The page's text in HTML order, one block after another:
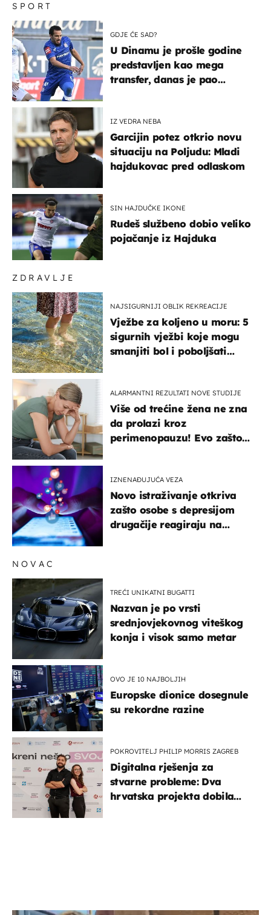
ZDRAVLJE
NAJSIGURNIJI OBLIK REKREACIJE
Vježbe za koljeno u moru: 5
sigurnih vježbi koje mogu
smanjiti bol i poboljšati
ALARMANTNI REZULTATI NOVE STUDIJE
Više od trećine žena ne zna
da prolazi kroz
perimenopauzu! Evo zašto
IZNENAĐUJUĆA VEZA
Novo istraživanje otkriva
zašto osobe s depresijom
drugačije reagiraju na
SPORT
GDJE ĆE SAD?
U Dinamu je prošle godine
predstavljen kao mega
transfer, danas je pao
IZ VEDRA NEBA
Garcijin potez otkrio novu
situaciju na Poljudu: Mladi
hajdukovac pred odlaskom
SIN HAJDUČKE IKONE
Rudeš službeno dobio veliko
pojačanje iz Hajduka
NOVAC
TREĆI UNIKATNI BUGATTI
Nazvan je po vrsti
srednjovjekovnog viteškog
konja i visok samo metar
OVO JE 10 NAJBOLJIH
Europske dionice dosegnule
su rekordne razine
POKROVITELJ PHILIP MORRIS ZAGREB
Digitalna rješenja za
stvarne probleme: Dva
hrvatska projekta dobila